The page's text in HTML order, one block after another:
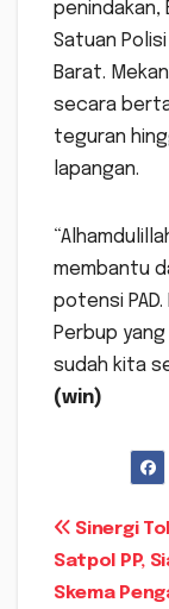
penindakan,
Satuan
Barat.
secara
teguran
lapangan.
membantu
potensi
Perbup
sudah kita
(win)
pos
Sinergi
Satpol PP,
Skema